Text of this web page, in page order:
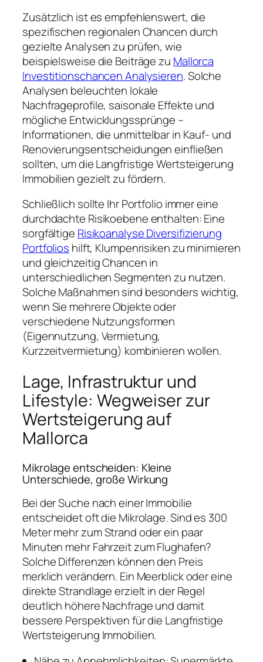
Zusätzlich ist es empfehlenswert, die
spezifischen regionalen Chancen durch
gezielte Analysen zu prüfen, wie
beispielsweise die Beiträge zu Mallorca
Investitionschancen Analysieren. Solche
Analysen beleuchten lokale
Nachfrageprofile, saisonale Effekte und
mögliche Entwicklungssprünge –
Informationen, die unmittelbar in Kauf- und
Renovierungsentscheidungen einfließen
sollten, um die Langfristige Wertsteigerung
Immobilien gezielt zu fördern.
Schließlich sollte Ihr Portfolio immer eine
durchdachte Risikoebene enthalten: Eine
sorgfältige Risikoanalyse Diversifizierung
Portfolios hilft, Klumpenrisiken zu minimieren
und gleichzeitig Chancen in
unterschiedlichen Segmenten zu nutzen.
Solche Maßnahmen sind besonders wichtig,
wenn Sie mehrere Objekte oder
verschiedene Nutzungsformen
(Eigennutzung, Vermietung,
Kurzzeitvermietung) kombinieren wollen.
Lage, Infrastruktur und
Lifestyle: Wegweiser zur
Wertsteigerung auf
Mallorca
Mikrolage entscheiden: Kleine
Unterschiede, große Wirkung
Bei der Suche nach einer Immobilie
entscheidet oft die Mikrolage. Sind es 300
Meter mehr zum Strand oder ein paar
Minuten mehr Fahrzeit zum Flughafen?
Solche Differenzen können den Preis
merklich verändern. Ein Meerblick oder eine
direkte Strandlage erzielt in der Regel
deutlich höhere Nachfrage und damit
bessere Perspektiven für die Langfristige
Wertsteigerung Immobilien.